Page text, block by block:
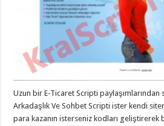
Uzun bir E-Ticaret Scripti
Arkadaşlık Ve Sohbet Scripti ister kendi
para kazanın isterseniz kodları geliştirerek